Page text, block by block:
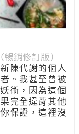
銷修訂版）
陳代謝的個人
。我甚至曾被
術，因為這個
完全違背其他
保證，這裡沒